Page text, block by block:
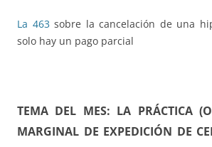
La 463 sobre la cancelación de una
solo hay un pago parcial
TEMA DEL MES: LA PRÁCTICA
MARGINAL DE EXPEDICIÓN DE